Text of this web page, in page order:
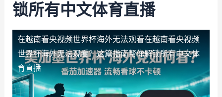
锁所有中文体育直播
在越南看央视频世界杯海外无法观看在越南看央视频
世界杯海外无法观看？这篇指南帮你解锁所有中文体
育直播